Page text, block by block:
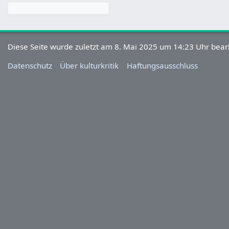
Diese Seite wurde zuletzt am 8. Mai 2025 um 14:23 Uhr
Datenschutz
Über kulturkritik Haftungsausschluss